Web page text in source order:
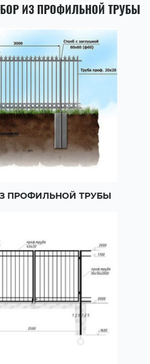
ИЗ ПРОФИЛЬНОЙ ТРУБЫ
ПРОФИЛЬНОЙ ТРУБЫ